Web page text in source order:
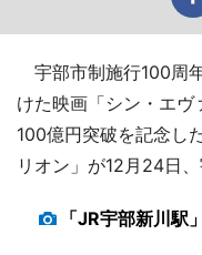
宇部市制施行100周
けた映画「シン・エヴ
100億円突破を記念し
リオン」が12月24日、
「JR宇部新川駅